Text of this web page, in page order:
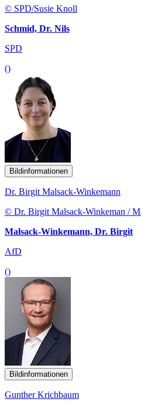
© SPD/Susie Knoll
Schmid, Dr. Nils
SPD
()
Bildinformationen
Dr. Birgit Malsack-Winkemann
© Dr. Birgit Malsack-Winkeman /
Malsack-Winkemann, Dr. Birgit
AfD
()
Bildinformationen
Gunther Krichbaum